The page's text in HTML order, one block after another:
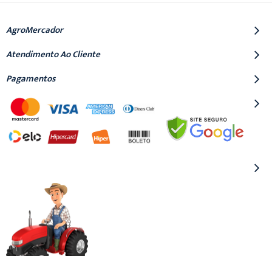
AgroMercador
Atendimento Ao Cliente
Pagamentos